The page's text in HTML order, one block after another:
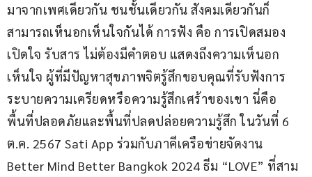
มาจากเพศเดียวกัน ชนชั้นเดียวกัน สังคมเดียวกันก็
สามารถเห็นอกเห็นใจกันได้ การฟัง คือ การเปิดสมอง
เปิดใจ รับสาร ไม่ต้องมีคำตอบ แสดงถึงความเห็นอก
เห็นใจ ผู้ที่มีปัญหาสุขภาพจิตรู้สึกขอบคุณที่รับฟังการ
ระบายความเครียดหรือความรู้สึกเศร้าของเขา นี่คือ
พื้นที่ปลอดภัยและพื้นที่ปลดปล่อยความรู้สึก ในวันที่ 6
ต.ค. 2567 Sati App ร่วมกับภาคีเครือข่ายจัดงาน
Better Mind Better Bangkok 2024 ธีม “LOVE” ที่สาม